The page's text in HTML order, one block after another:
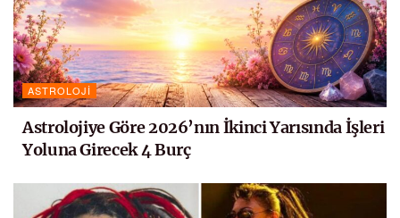
ASTROLOJI
Astrolojiye Göre 2026’nın İkinci Yarısında İşleri
Yoluna Girecek 4 Burç